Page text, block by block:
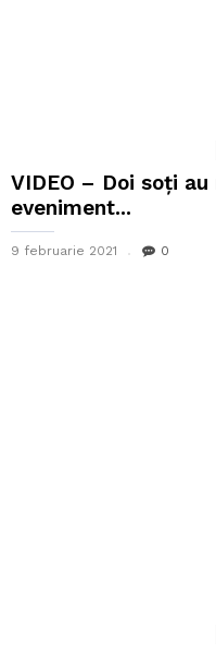
VIDEO – Doi soți
eveniment...
9 februarie 2021 0